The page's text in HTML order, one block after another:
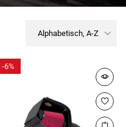
Alphabetisch, A-Z
-6%